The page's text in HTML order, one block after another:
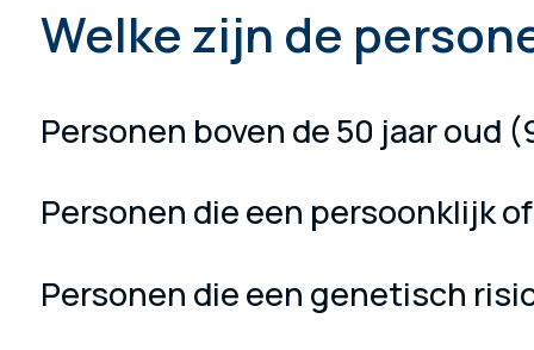
Welke zijn de
Personen boven de 50 jaar oud
Personen die een persoonklijk
Personen die een genetisch